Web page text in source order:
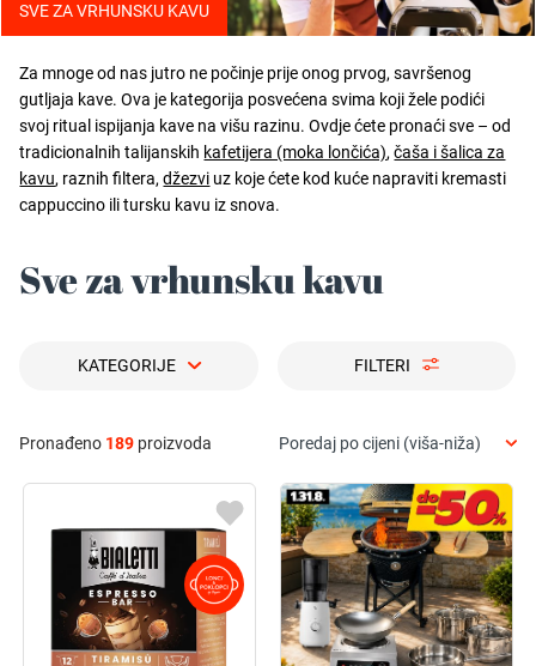
SVE ZA VRHUNSKU KAVU
Za mnoge od nas jutro ne počinje prije onog prvog, savršenog
gutljaja kave. Ova je kategorija posvećena svima koji žele podići
svoj ritual ispijanja kave na višu razinu. Ovdje ćete pronaći sve – od
tradicionalnih talijanskih kafetijera (moka lončića),čaša i šalica za
kavu, raznih filtera,džezvi uz koje ćete kod kuće napraviti kremasti
cappuccino ili tursku kavu iz snova.
Sve za vrhunsku kavu
KATEGORIJE FILTERI
Pronađeno 189 proizvoda Poredaj po cijeni (viša-niža)